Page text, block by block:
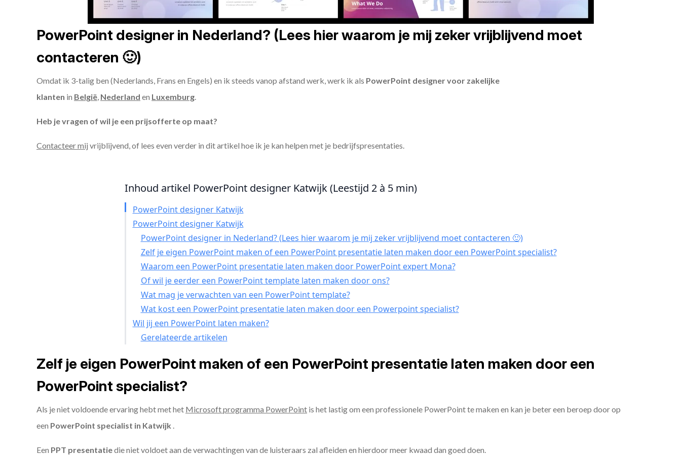
PowerPoint designer in Nederland? (Lees hier waarom je mij zeker vrijblijvend moet
contacteren 🙂)
Omdat ik 3-talig ben (Nederlands, Frans en Engels) en ik steeds vanop afstand werk, werk ik als PowerPoint designer voor zakelijke
klanten in België, Nederland en Luxemburg.
Heb je vragen of wil je een prijsofferte op maat?
Contacteer mij vrijblijvend, of lees even verder in dit artikel hoe ik je kan helpen met je bedrijfspresentaties.
Inhoud artikel PowerPoint designer Katwijk (Leestijd 2 à 5 min)
PowerPoint designer Katwijk
PowerPoint designer Katwijk
PowerPoint designer in Nederland? (Lees hier waarom je mij zeker vrijblijvend moet contacteren 🙂)
Zelf je eigen PowerPoint maken of een PowerPoint presentatie laten maken door een PowerPoint specialist?
Waarom een PowerPoint presentatie laten maken door PowerPoint expert Mona?
Of wil je eerder een PowerPoint template laten maken door ons?
Wat mag je verwachten van een PowerPoint template?
Wat kost een PowerPoint presentatie laten maken door een Powerpoint specialist?
Wil jij een PowerPoint laten maken?
Gerelateerde artikelen
Zelf je eigen PowerPoint maken of een PowerPoint presentatie laten maken door een
PowerPoint specialist?
Als je niet voldoende ervaring hebt met het Microsoft programma PowerPoint is het lastig om een professionele PowerPoint te maken en kan je beter een beroep door op
een PowerPoint specialist in Katwijk .
Een PPT presentatiedie niet voldoet aan de verwachtingen van de luisteraars zal afleiden en hierdoor meer kwaad dan goed doen.